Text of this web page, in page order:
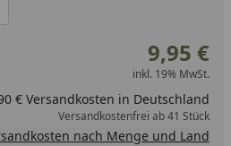
verringern
manuell eingeben
um eins erhöhen
9,95 €
inkl. 19% MwSt.
€ Versandkosten in Deutschland
Versandkostenfrei ab 41 Stück
nach Menge und Land